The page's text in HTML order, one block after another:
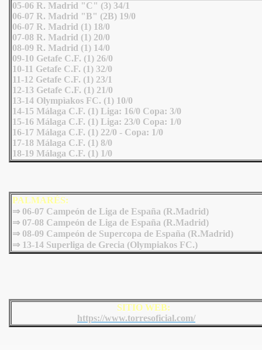
05-06 R. Madrid "C" (3) 34/1
06-07 R. Madrid "B" (2B) 19/0
06-07 R. Madrid (1) 18/0
07-08 R. Madrid (1) 20/0
08-09 R. Madrid (1) 14/0
09-10 Getafe C.F. (1) 26/0
10-11 Getafe C.F. (1) 32/0
11-12 Getafe C.F. (1) 23/1
12-13 Getafe C.F. (1) 21/0
13-14 Olympìakos FC. (1) 10/0
14-15 Málaga C.F. (1) Liga: 16/0 Copa: 3/0
15-16 Málaga C.F. (1) Liga: 23/0 Copa: 1/0
16-17 Málaga C.F. (1) 22/0 - Copa: 1/0
17-18 Málaga C.F. (1) 8/0
18-19 Málaga C.F. (1) 1/0
PALMARÉS:
⇒ 06-07 Campeón de Liga de España (R.Madrid)
⇒ 07-08 Campeón de Liga de España (R.Madrid)
⇒ 08-09 Campeón de Supercopa de España (R.Madrid)
⇒ 13-14 Superliga de Grecia (Olympiakos FC.)
SITIO WEB:
https://www.torresoficial.com/